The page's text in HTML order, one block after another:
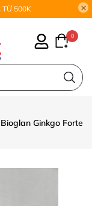
TỪ 500K
0
Ginkgo Forte